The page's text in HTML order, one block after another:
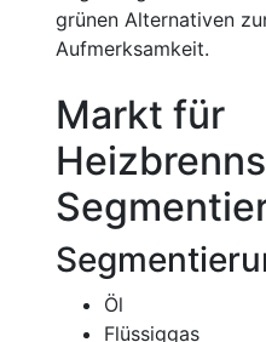
grünen Alternativen
Aufmerksamkeit.
Markt für
Öl
Flüssiggas